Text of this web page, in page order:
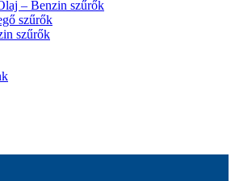
– Benzin szűrők
szűrők
szűrők